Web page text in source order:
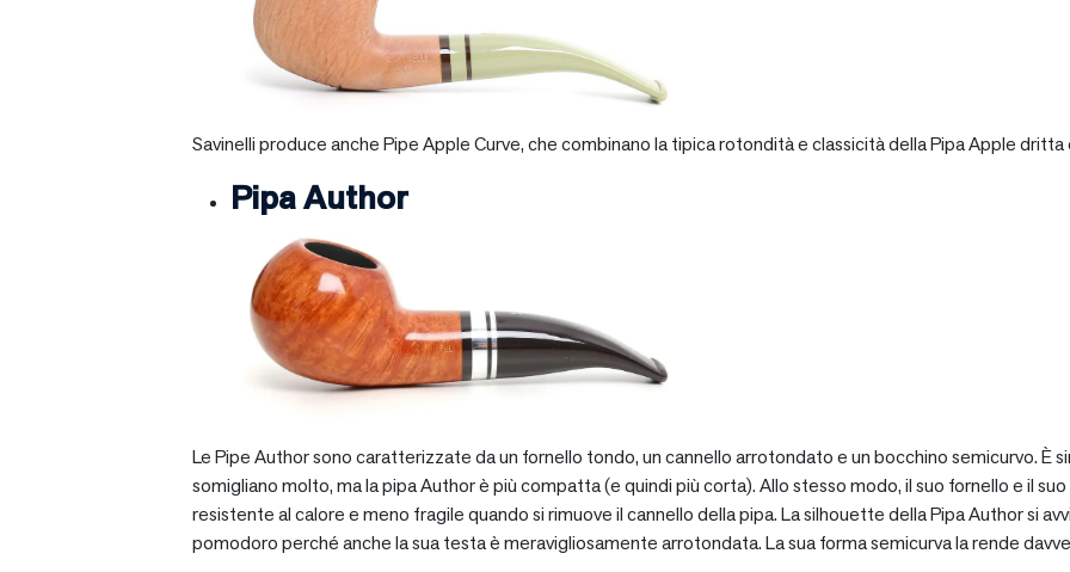
Savinelli produce anche Pipe Apple Curve, che combinano la tipica rotondità e classicità della Pipa Apple
Pipa Author
Le Pipe Author sono caratterizzate da un fornello tondo, un cannello arrotondato e un bocchino semicurvo. È
somigliano molto, ma la pipa Author è più compatta (e quindi più corta). Allo stesso modo, il suo fornello e il
resistente al calore e meno fragile quando si rimuove il cannello della pipa. La silhouette della Pipa Author si
pomodoro perché anche la sua testa è meravigliosamente arrotondata. La sua forma semicurva la rende